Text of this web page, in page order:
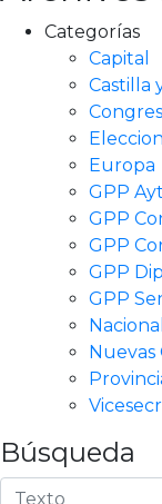
Categorías
Capital
Castilla
Europa
GPP
GPP
GPP
GPP
GPP
Nacional
Nuevas
Búsqueda